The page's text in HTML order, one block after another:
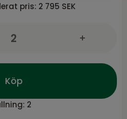
pris: 2 795 SEK
Köp
2